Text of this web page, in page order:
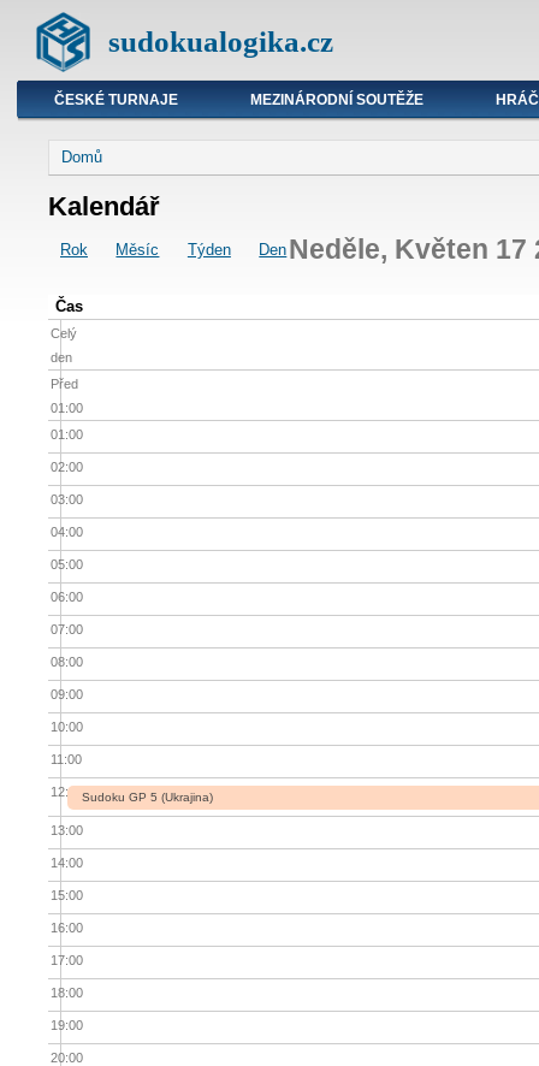
sudokualogika.cz
ČESKÉ TURNAJE MEZINÁRODNÍ SOUTĚŽE
Domů
Kalendář
Rok Měsíc Týden Den Neděle, Květen 17
Čas
Celý
den
Před
01:00
01:00
02:00
03:00
04:00
05:00
06:00
07:00
08:00
09:00
10:00
11:00
12:00Sudoku GP 5 (Ukrajina)
13:00
14:00
15:00
16:00
17:00
18:00
19:00
20:00